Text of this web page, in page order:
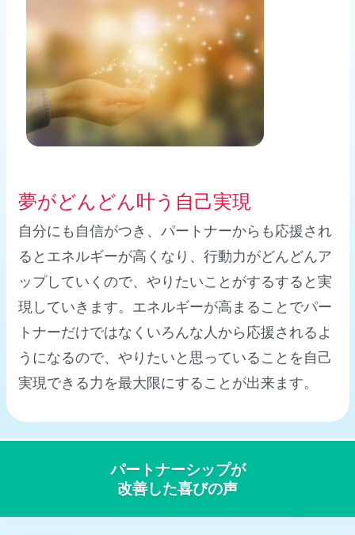
夢がどんどん叶う自己実現
自分にも自信がつき、パートナーからも応援され
るとエネルギーが高くなり、行動力がどんどんア
ップしていくので、やりたいことがするすると実
現していきます。エネルギーが高まることでパー
トナーだけではなくいろんな人から応援されるよ
うになるので、やりたいと思っていることを自己
実現できる力を最大限にすることが出来ます。
パートナーシップが
改善した喜びの声